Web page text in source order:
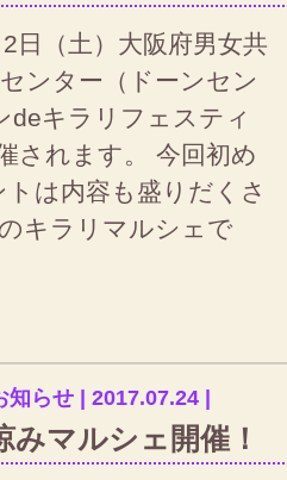
日（土）大阪府男女共
ンター（ドーンセン
deキラリフェスティ
されます。 今回初め
は内容も盛りだくさ
キラリマルシェで
らせ | 2017.07.24 |
みマルシェ開催！